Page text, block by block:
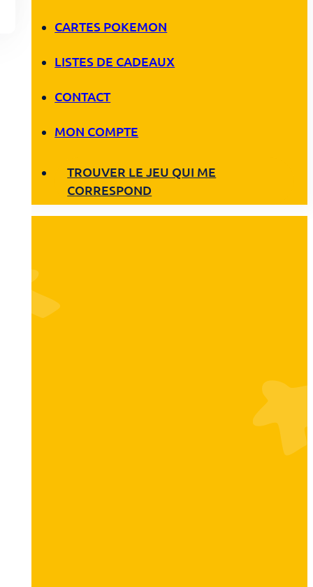
CARTES POKEMON
LISTES DE CADEAUX
CONTACT
MON COMPTE
TROUVER LE JEU QUI ME
CORRESPOND